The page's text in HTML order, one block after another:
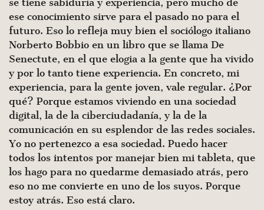
se tiene sabiduría y experiencia, pero mucho de
ese conocimiento sirve para el pasado no para el
futuro. Eso lo refleja muy bien el so­ciólogo italiano
Norberto Bobbio en un libro que se llama De
Senectute, en el que elogia a la gente que ha vivido
y por lo tanto tiene experiencia. En concreto, mi
experiencia, para la gente joven, vale regular. ¿Por
qué? Porque estamos viviendo en una sociedad
digital, la de la ciberciudadanía, y la de la
comunica­ción en su esplendor de las redes sociales.
Yo no pertenezco a esa sociedad. Puedo hacer
todos los intentos por manejar bien mi tableta, que
los hago para no quedarme demasiado atrás, pero
eso no me convierte en uno de los suyos. Porque
estoy atrás. Eso está claro.